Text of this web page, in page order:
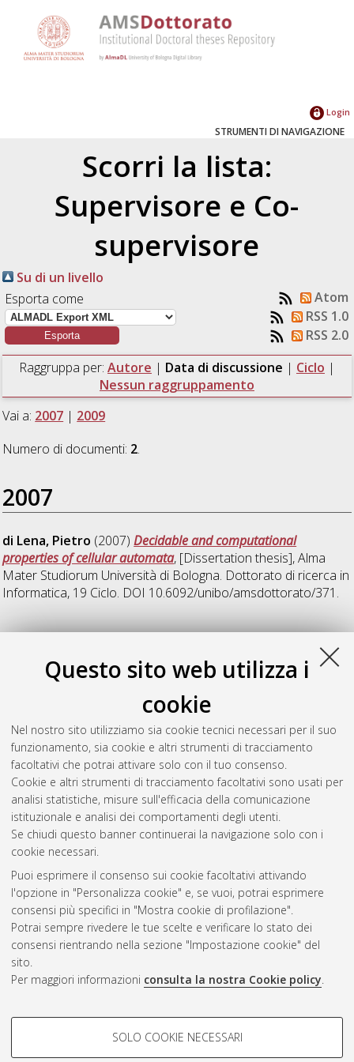
Questo sito web utilizza i
cookie
Nel nostro sito utilizziamo sia cookie tecnici necessari per il suo
funzionamento, sia cookie e altri strumenti di tracciamento
facoltativi che potrai attivare solo con il tuo consenso.
Cookie e altri strumenti di tracciamento facoltativi sono usati per
analisi statistiche, misure sull'efficacia della comunicazione
istituzionale e analisi dei comportamenti degli utenti.
Se chiudi questo banner continuerai la navigazione solo con i
cookie necessari.
Puoi esprimere il consenso sui cookie facoltativi attivando
l'opzione in "Personalizza cookie" e, se vuoi, potrai esprimere
consensi più specifici in "Mostra cookie di profilazione".
Potrai sempre rivedere le tue scelte e verificare lo stato dei
consensi rientrando nella sezione "Impostazione cookie" del
sito.
Per maggiori informazioni consulta la nostra Cookie policy.
COOKIE DI PROFILAZIONE -
SOLO COOKIE NECESSARI
Login
STRUMENTI DI NAVIGAZIONE
Scorri la lista:
Supervisore e Co-
supervisore
Su di un livello
Esporta come
Atom
RSS 1.0
RSS 2.0
Raggruppa per: Autore | Data di discussione | Ciclo |
Nessun raggruppamento
Vai a: 2007 | 2009
Numero di documenti: 2.
2007
di Lena, Pietro (2007)Decidable and computational
properties of cellular automata, [Dissertation thesis], Alma
Mater Studiorum Università di Bologna. Dottorato di ricerca in
Informatica, 19 Ciclo. DOI 10.6092/unibo/amsdottorato/371.
2009
Medri, Filippo(2009) 3-Dimensional Protein Reconstruction
from Contact Maps: Complexity and Experimental Results
[Dissertation thesis], Alma Mater Studiorum Università di
Bologna. Dottorato di ricerca inInformatica, 20 Ciclo. DOI
10.6092/unibo/amsdottorato/1812.
Questa lista e' stata generata il Thu Aug 6 20:46:55 2026
Atom
Rss 1.0
Rss 2.0
ISSN: 2038-7946
Impostazioni Cookie
Informativa sulla privacy
Condizioni d’uso del sito